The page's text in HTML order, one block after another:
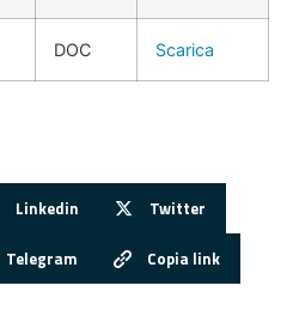
DOC Scarica
Linkedin Twitter
Telegram Copia link